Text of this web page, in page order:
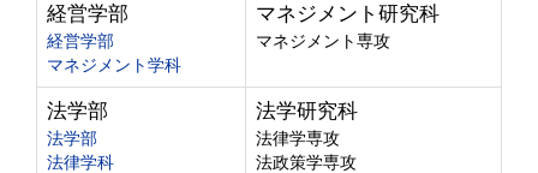
経営学部
経営学部
マネジメント学科
マネジメント研究科
マネジメント専攻
法学部
法学部
法律学科
法学研究科
法律学専攻
法政策学専攻